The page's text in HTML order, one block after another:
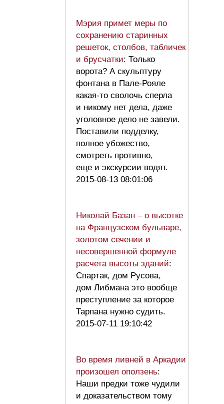
Мэрия примет меры по
сохранению старинных
решеток, столбов, табличек
и брусчатки: Только
ворота? А скульптуру
фонтана в Пале-Рояле
какая-то сволочь сперла
и никому нет дела, даже
уголовное дело не завели.
Поставили подделку,
полное убожество,
смотреть противно,
еще и экскурсии водят.
2015-08-13 08:01:06
Николай Базан – о высотке
на Французском бульваре,
золотом сечении и
несовершенной формуле
расчета высоты зданий:
Спартак, дом Русова,
дом Либмана это вообще
преступление за которое
Тарпана нужно судить.
2015-07-11 19:10:42
Во время ливней в Аркадии
произошел оползень:
Наши предки тоже чудили
и доказательством тому